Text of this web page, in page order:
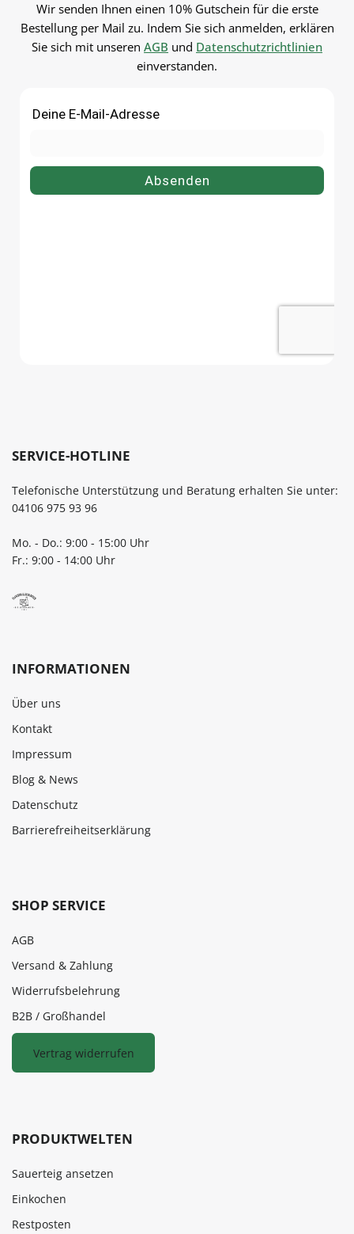
tGut trocknen lassenJetzt
bestellenBestelle deinen Tiegel 30
ml bequem online bei flaschen-
glaeser-und-dosen.de.
lassenJetzt
deinen Tiegel 250 ml
online bei flaschen-glaeser-
Wir senden Ihnen einen 10% Gutschein für die erste
Bestellung per Mail zu. Indem Sie sich anmelden, erklären
Sie sich mit unseren AGB und Datenschutzrichtlinien
einverstanden.
SERVICE-HOTLINE
Telefonische Unterstützung und Beratung erhalten Sie unter:
04106 975 93 96
Mo. - Do.: 9:00 - 15:00 Uhr
Fr.: 9:00 - 14:00 Uhr
INFORMATIONEN
Über uns
Kontakt
Impressum
Blog & News
Datenschutz
Barrierefreiheitserklärung
SHOP SERVICE
AGB
Versand & Zahlung
Widerrufsbelehrung
B2B / Großhandel
Vertrag widerrufen
PRODUKTWELTEN
Sauerteig ansetzen
Einkochen
Restposten